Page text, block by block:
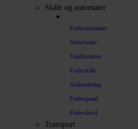
Skåle og automater
Foderautomater
Slowfeeder
Vandfontæne
Foderskåle
Skålunderlag
Foderspand
Foderskovl
Transport